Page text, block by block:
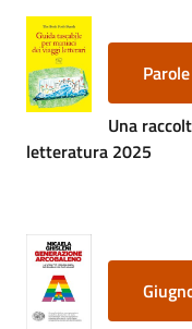
Una
letteratura 2025